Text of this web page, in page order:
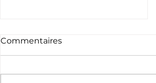
Commentaires